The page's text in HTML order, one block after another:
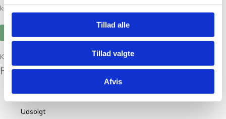
Tillad alle
Tillad valgte
Afvis
kommenterer.
Kunder købte også
Relaterede varer
Udsolgt